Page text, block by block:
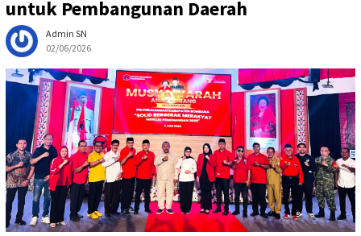
untuk Pembangunan Daerah
Admin SN
02/06/2026